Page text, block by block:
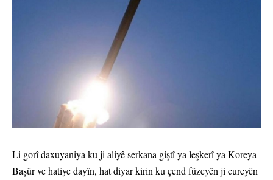
Li gorî daxuyaniya ku ji aliyê serkana giştî ya leşkerî ya Koreya
Başûr ve hatiye dayîn, hat diyar kirin ku çend fûzeyên ji cureyên